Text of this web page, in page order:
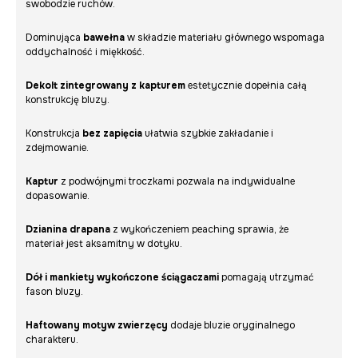
swobodzie ruchów.
Dominująca bawełnaw składzie materiału głównego wspomaga
oddychalność i miękkość.
Dekolt zintegrowany z kapturemestetycznie dopełnia całą
konstrukcję bluzy.
Konstrukcja bez zapięcia ułatwia szybkie zakładanie i
zdejmowanie.
Kaptur z podwójnymi troczkami pozwala na indywidualne
dopasowanie.
Dzianina drapana z wykończeniem peaching sprawia, że
materiał jest aksamitny w dotyku.
Dół i mankiety wykończone ściągaczami pomagają utrzymać
fason bluzy.
Haftowany motyw zwierzęcy dodaje bluzie oryginalnego
charakteru.